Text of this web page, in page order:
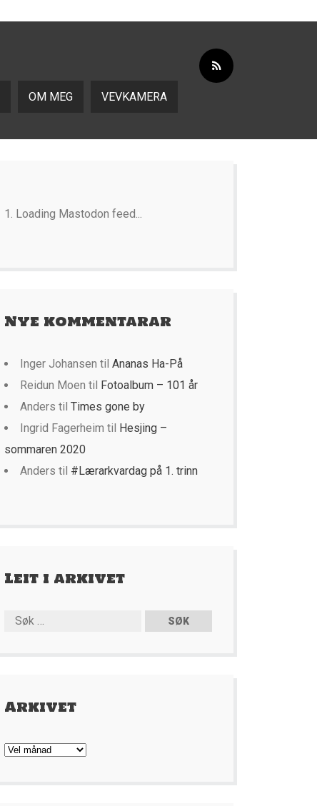
OM MEG VEVKAMERA
Loading Mastodon feed...
Nye kommentarar
Inger Johansen til Ananas Ha-På
Reidun Moen til Fotoalbum – 101 år
Anders til Times gone by
Ingrid Fagerheim til Hesjing –
sommaren 2020
Anders til #Lærarkvardag på 1. trinn
Leit i arkivet
Arkivet
Arkivet